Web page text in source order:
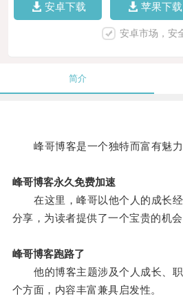
安卓下载 苹果下载
安卓市场，安
简介
峰哥博客是一个独特而富有魅力
峰哥博客永久免费加速
在这里，峰哥以他个人的成长经
分享，为读者提供了一个宝贵的机会
峰哥博客跑路了
他的博客主题涉及个人成长、职
个方面，内容丰富兼具启发性。